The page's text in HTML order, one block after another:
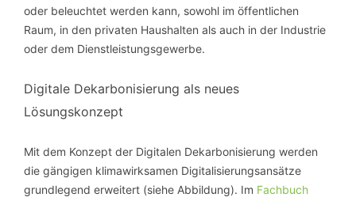
oder beleuchtet werden kann, sowohl im öffentlichen
Raum, in den privaten Haushalten als auch in der Industrie
oder dem Dienstleistungsgewerbe.
Digitale Dekarbonisierung als neues
Lösungskonzept
Mit dem Konzept der Digitalen Dekarbonisierung werden
die gängigen klimawirksamen Digitalisierungsansätze
grundlegend erweitert (siehe Abbildung). Im Fachbuch